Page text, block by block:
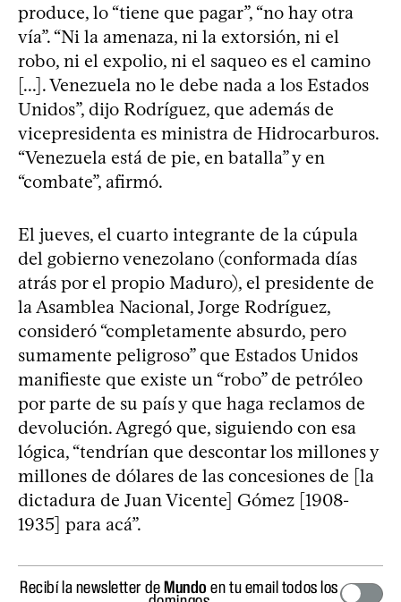
produce, lo “tiene que pagar”, “no hay otra
vía”. “Ni la amenaza, ni la extorsión, ni el
robo, ni el expolio, ni el saqueo es el camino
[...]. Venezuela no le debe nada a los Estados
Unidos”, dijo Rodríguez, que además de
vicepresidenta es ministra de Hidrocarburos.
“Venezuela está de pie, en batalla” y en
“combate”, afirmó.
El jueves, el cuarto integrante de la cúpula
del gobierno venezolano (conformada días
atrás por el propio Maduro), el presidente de
la Asamblea Nacional, Jorge Rodríguez,
consideró “completamente absurdo, pero
sumamente peligroso” que Estados Unidos
manifieste que existe un “robo” de petróleo
por parte de su país y que haga reclamos de
devolución. Agregó que, siguiendo con esa
lógica, “tendrían que descontar los millones y
millones de dólares de las concesiones de [la
dictadura de Juan Vicente] Gómez [1908-
1935] para acá”.
Recibí la newsletter deMundo en tu email todos los